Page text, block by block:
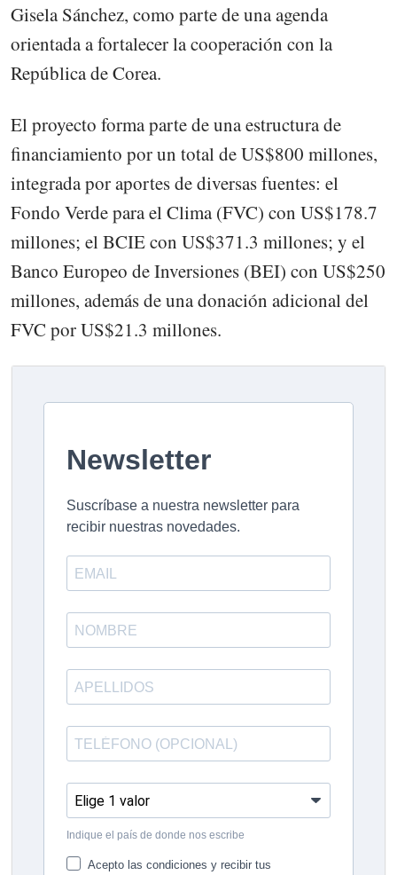
Gisela Sánchez, como parte de una agenda
orientada a fortalecer la cooperación con la
República de Corea.
El proyecto forma parte de una estructura de
financiamiento por un total de US$800 millones,
integrada por aportes de diversas fuentes: el
Fondo Verde para el Clima (FVC) con US$178.7
millones; el BCIE con US$371.3 millones; y el
Banco Europeo de Inversiones (BEI) con US$250
millones, además de una donación adicional del
FVC por US$21.3 millones.